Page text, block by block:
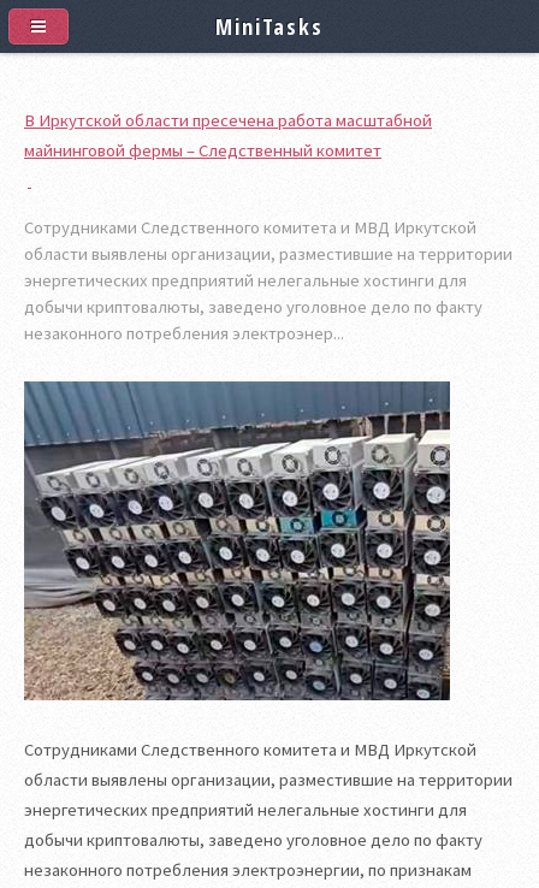
В Иркутской области пресечена работа масштабной
майнинговой фермы – Следственный комитет
Сотрудниками Следственного комитета и МВД Иркутской
области выявлены организации, разместившие на территории
энергетических предприятий нелегальные хостинги для
добычи криптовалюты, заведено уголовное дело по факту
незаконного потребления электроэнер...
Сотрудниками Следственного комитета и МВД Иркутской
области выявлены организации, разместившие на территории
энергетических предприятий нелегальные хостинги для
добычи криптовалюты, заведено уголовное дело по факту
незаконного потребления электроэнергии, по признакам
MiniTasks